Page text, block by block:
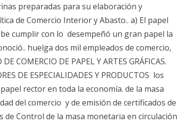
preparadas para su elaboración y
de Comercio Interior y Abasto.. a) El papel
cumplir con lo desempeñó un gran papel la
huelga dos mil empleados de comercio,
COMERCIO DE PAPEL Y ARTES GRÁFICAS.
DE ESPECIALIDADES Y PRODUCTOS los
rector en toda la economía. de la masa
del comercio y de emisión de certificados de
Control de la masa monetaria en circulación